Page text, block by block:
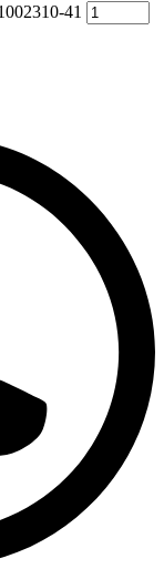
41